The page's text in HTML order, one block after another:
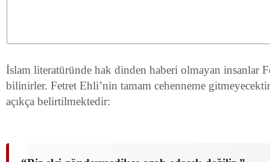
İslam literatüründe hak dinden haberi olmayan insanlar
bilinirler. Fetret Ehli’nin tamam cehenneme
açıkça belirtilmektedir: